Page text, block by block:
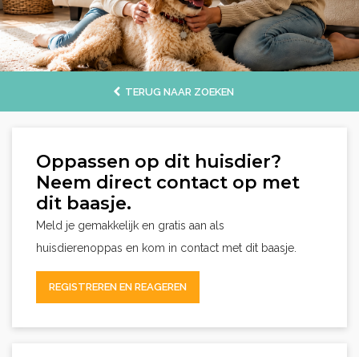
TERUG NAAR ZOEKEN
Oppassen op dit huisdier?
Neem direct contact op met
dit baasje.
Meld je gemakkelijk en gratis aan als
huisdierenoppas en kom in contact met dit baasje.
REGISTREREN EN REAGEREN